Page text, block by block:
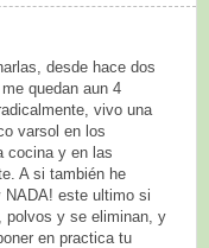
desde hace dos
quedan aun 4
vivo una
varsol en los
cocina y en las
A si también he
este ultimo si
polvos y se eliminan, y
en practica tu